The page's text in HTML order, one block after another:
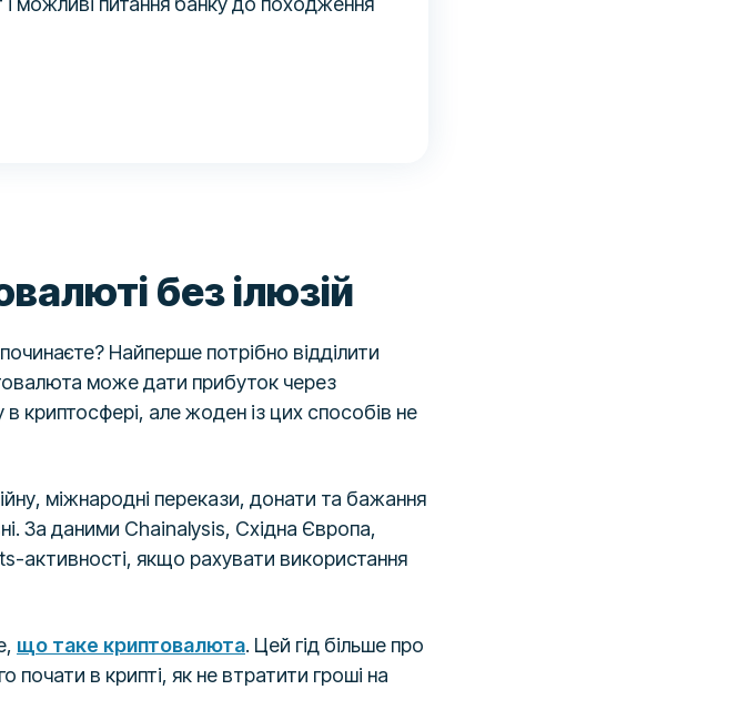
без ілюзій
Найперше потрібно відділити
може дати прибуток через
криптосфері, але жоден із цих способів не
міжнародні перекази, донати та бажання
За даними Chainalysis, Східна Європа,
активності, якщо рахувати використання
що таке криптовалюта. Цей гід більше про
почати в крипті, як не втратити гроші на